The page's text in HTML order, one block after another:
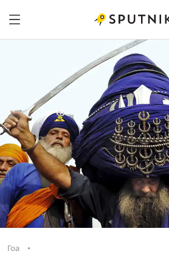
Гоа